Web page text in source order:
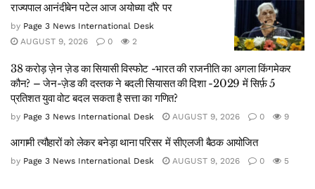
राज्यपाल आनंदीबेन पटेल आज अयोध्या दौरे पर
by Page 3 News International Desk
AUGUST 9, 2026
0 2
38 करोड़ ज़ेन ज़ेड का सियासी विस्फोट -भारत की राजनीति का अगला किंगमेकर
कौन? – जेन-ज़ेड की दस्तक ने बदली सियासत की दिशा -2029 में सिर्फ़ 5
प्रतिशत युवा वोट बदल सकता है सत्ता का गणित?
by Page 3 News International Desk AUGUST 9, 2026 0 9
आगामी त्यौहारों को लेकर बनेड़ा थाना परिसर में सीएलजी बैठक आयोजित
by Page 3 News International Desk AUGUST 9, 2026 0 5